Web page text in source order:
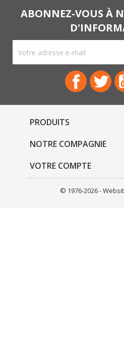
ABONNEZ-VOUS À
Facebook
PRODUITS
NOTRE COMPAGNIE
VOTRE COMPTE
© 1976-2026 -